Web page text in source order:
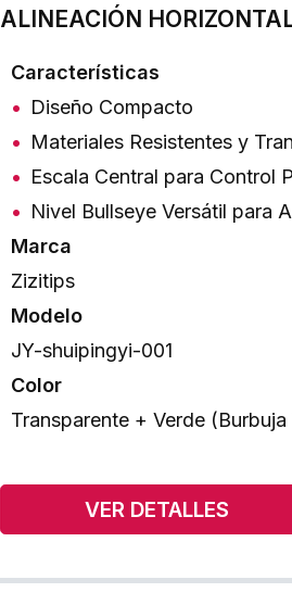
ALINEACIÓN
Características
Diseño Compacto
Materiales Resistentes y
Escala Central para Control
Nivel Bullseye Versátil para
Marca
Zizitips
Modelo
JY-shuipingyi-001
Color
Transparente + Verde (Burbuja
VER DETALLES